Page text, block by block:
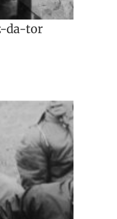
da-tor